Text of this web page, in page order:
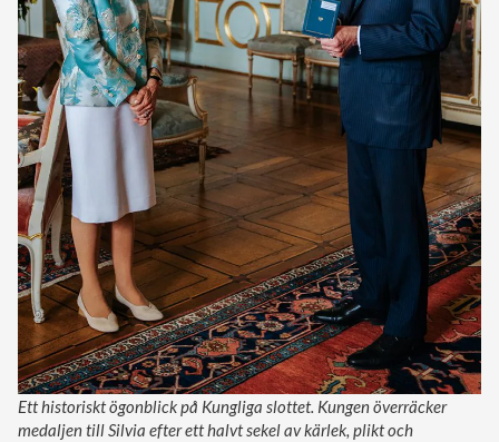
Ett historiskt ögonblick på Kungliga slottet. Kungen överräcker
medaljen till Silvia efter ett halvt sekel av kärlek, plikt och